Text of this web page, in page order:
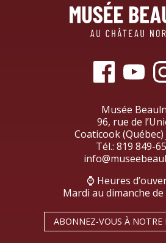
Musée
96, rue de
Coaticook (Québec)
Tél.: 819 849-
⌚ Heures
Mardi au dimanche de
ABONNEZ-VOUS À NOTRE